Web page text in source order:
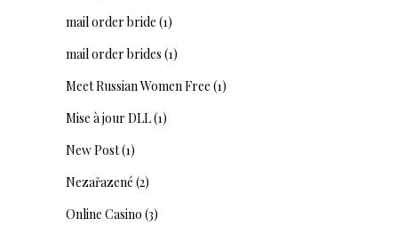
mail order bride (1)
mail order brides (1)
Meet Russian Women Free (1)
Mise à jour DLL(1)
New Post(1)
Nezařazené (2)
Online Casino (3)